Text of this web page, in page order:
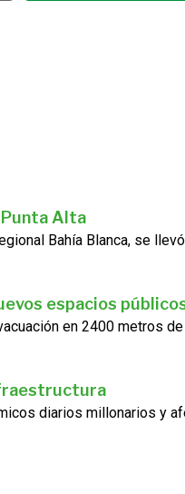
Alta
Bahía Blanca, se
espacios
en 2400 metros
diarios millonarios y